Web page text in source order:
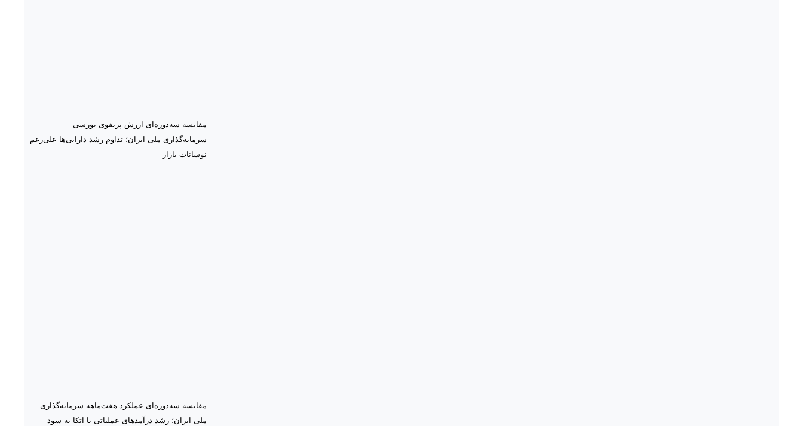
مقایسه سه‌دوره‌ای ارزش پرتفوی بورسی
سرمایه‌گذاری ملی ایران؛ تداوم رشد دارایی‌ها علی‌رغم
نوسانات بازار
مقایسه سه‌دوره‌ای عملکرد هفت‌ماهه سرمایه‌گذاری
ملی ایران؛ رشد درآمدهای عملیاتی با اتکا به سود